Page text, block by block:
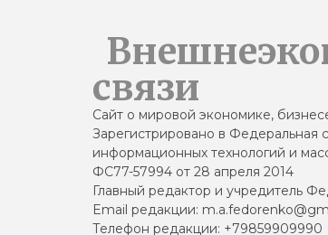
связи
Сайт о мировой экономике,
Зарегистрировано в Федеральная
информационных технологий и
ФС77-57994 от 28 апреля 2014
Главный редактор и учредитель
Email редакции:
Телефон редакции: +79859909990